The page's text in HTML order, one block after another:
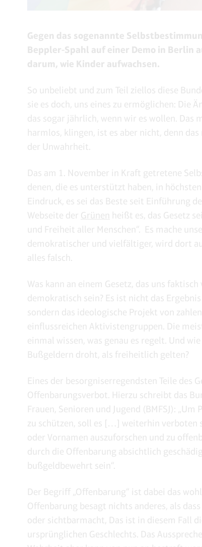
Gegen das sogenannte
Beppler-Spahl auf einer Demo in Berlin
darum, wie Kinder aufwachsen.
So unbeliebt und zum Teil ziellos diese
sie es doch, uns eines zu ermöglichen: Die
das sogar jährlich, wenn wir es wollen. Das
harmlos, klingen, ist es aber nicht, denn
der Unwahrheit.
Das am 1. November in Kraft getretene
denen, die es unterstützt haben, in
Eindruck, es sei das Beste seit Einführung
Webseite der Grünen heißt es, das Gesetz
und Freiheit aller Menschen“. Es mache
demokratischer und vielfältiger, wird dort
alles falsch.
Was kann an einem Gesetz, das uns
demokratisch sein? Es ist nicht das
sondern das ideologische Projekt von
einflussreichen Aktivistengruppen. Die
einmal wissen, was genau es regelt. Und
Bußgeldern droht, als freiheitlich gelten?
Eines der besorgniserregendsten Teile des
Offenbarungsverbot. Hierzu schreibt das
Frauen, Senioren und Jugend (BMFSJ):
zu schützen, soll es […] weiterhin verboten
oder Vornamen auszuforschen und zu
durch die Offenbarung absichtlich
bußgeldbewehrt sein“.
Der Begriff „Offenbarung“ ist dabei das
Offenbarung besagt nichts anderes, als
oder sichtbarmacht, Das ist in diesem Fall
ursprünglichen Geschlechts. Das